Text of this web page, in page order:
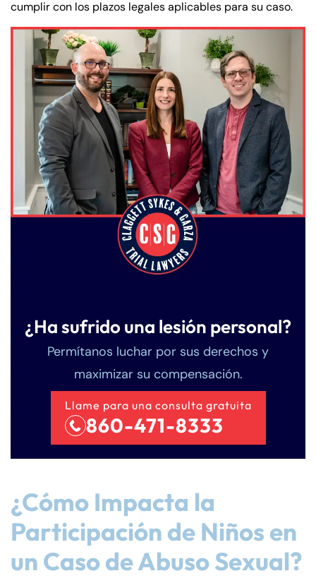
cumplir con los plazos legales aplicables para su caso.
¿Ha sufrido una lesión personal?
Permítanos luchar por sus derechos y
maximizar su compensación.
Llame para una consulta gratuita
860-471-8333
¿Cómo Impacta la
Participación de Niños en
un Caso de Abuso Sexual?